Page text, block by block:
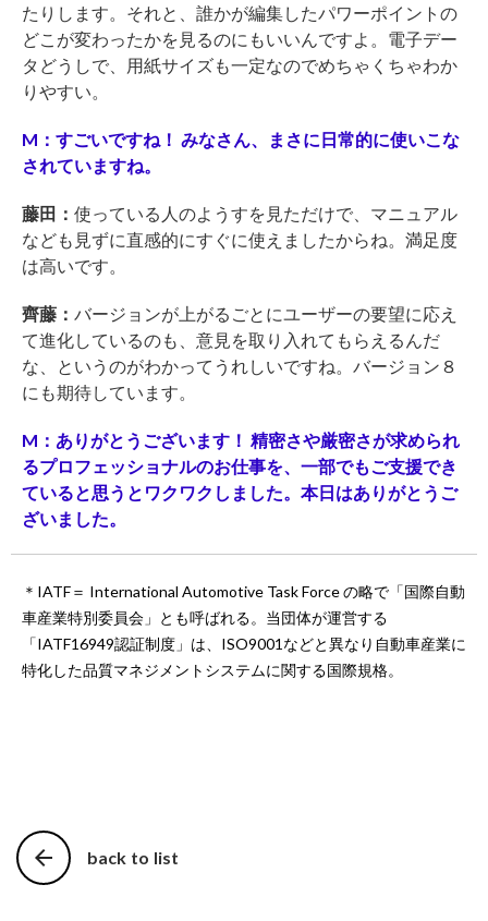
たりします。それと、誰かが編集したパワーポイントの
どこが変わったかを見るのにもいいんですよ。電子デー
タどうしで、用紙サイズも一定なのでめちゃくちゃわか
りやすい。
M：すごいですね！ みなさん、まさに日常的に使いこな
されていますね。
藤田： 使っている人のようすを見ただけで、マニュアル
なども見ずに直感的にすぐに使えましたからね。満足度
は高いです。
齊藤： バージョンが上がるごとにユーザーの要望に応え
て進化しているのも、意見を取り入れてもらえるんだ
な、というのがわかってうれしいですね。バージョン８
にも期待しています。
M：ありがとうございます！ 精密さや厳密さが求められ
るプロフェッショナルのお仕事を、一部でもご支援でき
ていると思うとワクワクしました。本日はありがとうご
ざいました。
＊IATF＝ International Automotive Task Force の略で「国際自動
車産業特別委員会」とも呼ばれる。当団体が運営する
「IATF16949認証制度」は、ISO9001などと異なり自動車産業に
特化した品質マネジメントシステムに関する国際規格。
arrow_back back to list